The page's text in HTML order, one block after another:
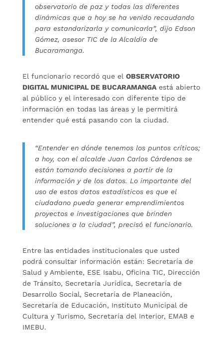
observatorio de paz y todas las diferentes
dinámicas que a hoy se ha venido recaudando
para estandarizarla y comunicarla”, dijo Edson
Gómez, asesor TIC de la Alcaldía de
Bucaramanga.
El funcionario recordó que el OBSERVATORIO
DIGITAL MUNICIPAL DE BUCARAMANGAestá abierto
al público y el interesado con diferente tipo de
información en todas las áreas y le permitirá
entender qué está pasando con la ciudad.
“Entender en dónde tenemos los puntos críticos;
a hoy, con el alcalde Juan Carlos Cárdenas se
están tomando decisiones a partir de la
información y de los datos. Lo importante del
uso de estos datos estadísticos es que el
ciudadano pueda generar emprendimientos
proyectos e investigaciones que brinden
soluciones a la ciudad”, precisó el funcionario.
Entre las entidades institucionales que usted
podrá consultar información están: Secretaría de
Salud y Ambiente, ESE Isabu, Oficina TIC, Dirección
de Tránsito, Secretaría Jurídica, Secretaría de
Desarrollo Social, Secretaría de Planeación,
Secretaría de Educación, Instituto Municipal de
Cultura y Turismo, Secretaría del Interior, EMAB e
IMEBU.